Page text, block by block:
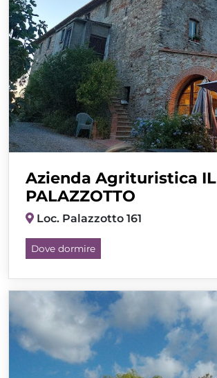
Azienda Agrituristica IL
PALAZZOTTO
Loc. Palazzotto 161
Dove dormire